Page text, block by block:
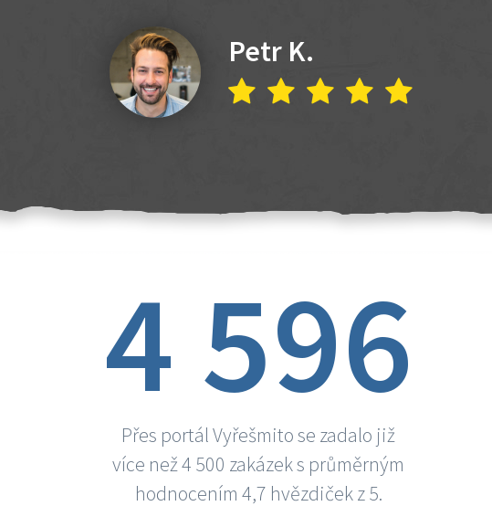
Petr K.
4 596
Přes portál Vyřešmito se zadalo již
více než 4 500 zakázek s průměrným
hodnocením 4,7 hvězdiček z 5.